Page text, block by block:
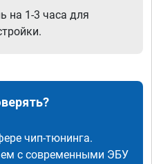
на 1-3 часа для
чип-тюнинга.
с современными ЭБУ